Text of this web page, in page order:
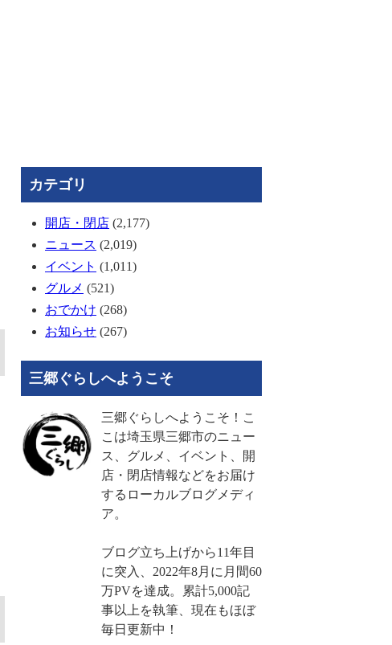
カテゴリ
開店・閉店 (2,177)
ニュース (2,019)
イベント (1,011)
グルメ (521)
おでかけ (268)
お知らせ (267)
三郷ぐらしへようこそ
三郷ぐらしへようこそ！こ
こは埼玉県三郷市のニュー
ス、グルメ、イベント、開
店・閉店情報などをお届け
するローカルブログメディ
ア。
ブログ立ち上げから11年目
に突入、2022年8月に月間60
万PVを達成。累計5,000記
事以上を執筆、現在もほぼ
毎日更新中！